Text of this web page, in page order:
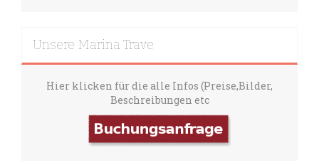
Unsere Marina Trave
Hier klicken für die alle Infos (Preise,Bilder,
Beschreibungen etc